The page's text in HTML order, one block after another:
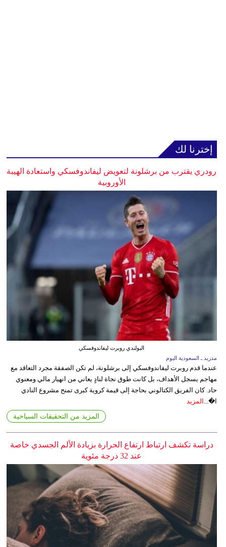
إخترنا لك
رودري يقترب من برشلونة لتعويض ليفاندوفسكي واستعادة الهيبة
الأوروبية
البولندي روبرت ليفاندوفسكي
مدريد ـ السعودية اليوم
عندما قدم روبرت ليفاندوفسكي إلى برشلونة، لم تكن الصفقة مجرد التعاقد مع
مهاجم يسجل الأهداف، بل كانت طوق نجاة لنادٍ يعاني من انهيار مالي ومعنوي
حاد. كان الفريق الكتالوني بحاجة إلى قيمة كروية كبرى تمنح مشروع النادي
ا�... المزيد
المزيد من التحقيقات السياحية
دراسة تكشف ارتباط ارتفاع الحرارة بزيادة الألم الجسدي خاصة
عند 32 درجة مئوية